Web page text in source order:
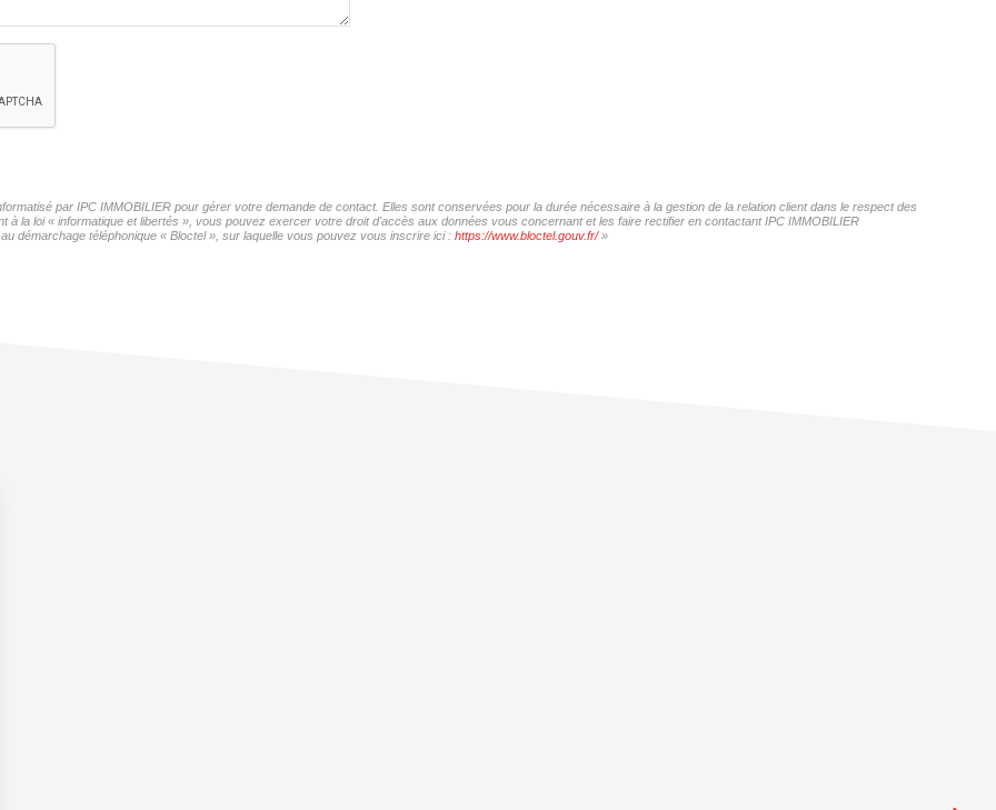
par IPC IMMOBILIER pour gérer votre demande de contact. Elles sont conservées pour la durée nécessaire à la gestion de la relation client dans le respect des
la loi « informatique et libertés », vous pouvez exercer votre droit d'accès aux données vous concernant et les faire rectifier en contactant IPC IMMOBILIER
démarchage téléphonique « Bloctel », sur laquelle vous pouvez vous inscrire ici : https://www.bloctel.gouv.fr/»